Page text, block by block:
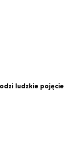
ludzkie pojęcie